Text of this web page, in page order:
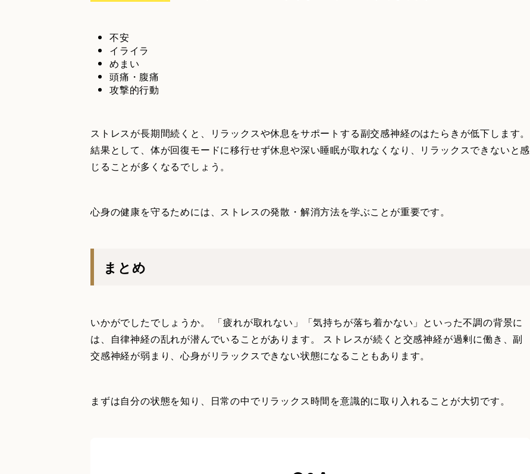
不安
イライラ
めまい
頭痛・腹痛
攻撃的行動
ストレスが長期間続くと、リラックスや休息をサポートする副交感神経のはたらきが低下します。
結果として、体が回復モードに移行せず休息や深い睡眠が取れなくなり、リラックスできないと感
じることが多くなるでしょう。
心身の健康を守るためには、ストレスの発散・解消方法を学ぶことが重要です。
まとめ
いかがでしたでしょうか。 「疲れが取れない」「気持ちが落ち着かない」といった不調の背景に
は、自律神経の乱れが潜んでいることがあります。 ストレスが続くと交感神経が過剰に働き、副
交感神経が弱まり、心身がリラックスできない状態になることもあります。
まずは自分の状態を知り、日常の中でリラックス時間を意識的に取り入れることが大切です。